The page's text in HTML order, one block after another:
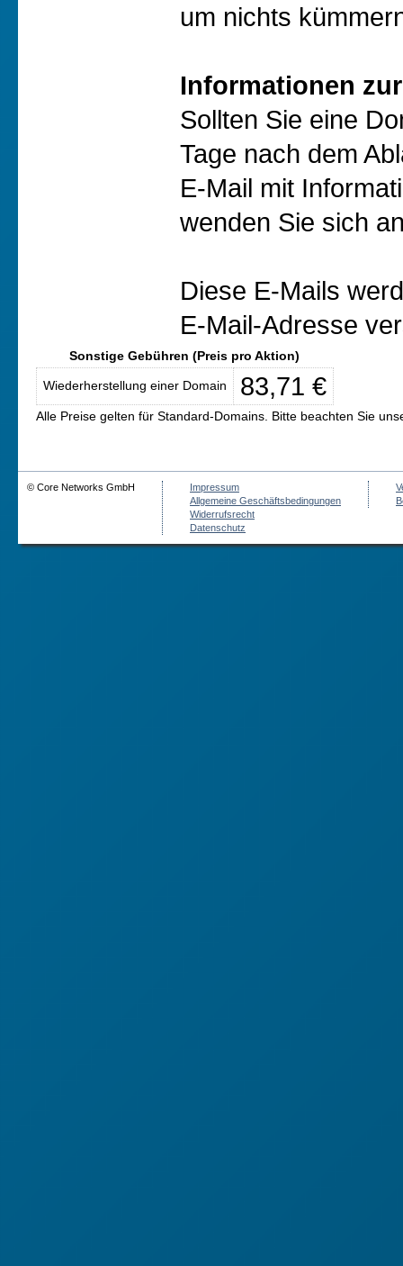
um nichts
Informationen
Sollten Sie eine
Tage nach dem
E-Mail mit
wenden Sie sich
Diese E-Mails
E-Mail-Adresse
Sonstige Gebühren (Preis pro Aktion)
Wiederherstellung einer Domain 83,71 €
Alle Preise gelten für Standard-Domains. Bitte beachten Sie
© Core Networks GmbH
Impressum
Allgemeine Geschäftsbedingungen
Widerrufsrecht
Datenschutz